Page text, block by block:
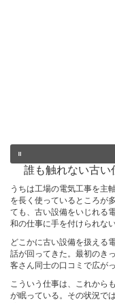
誰も触れない古
うちは工場の電気工事を主
を長く使っているところが
ても、古い設備をいじれる
和の仕事に手を付けられな
どこかに古い設備を扱え
話が回ってきた。最初のき
客さん同士の口コミで広が
こういう仕事は、これから
が眠っている。その状況で